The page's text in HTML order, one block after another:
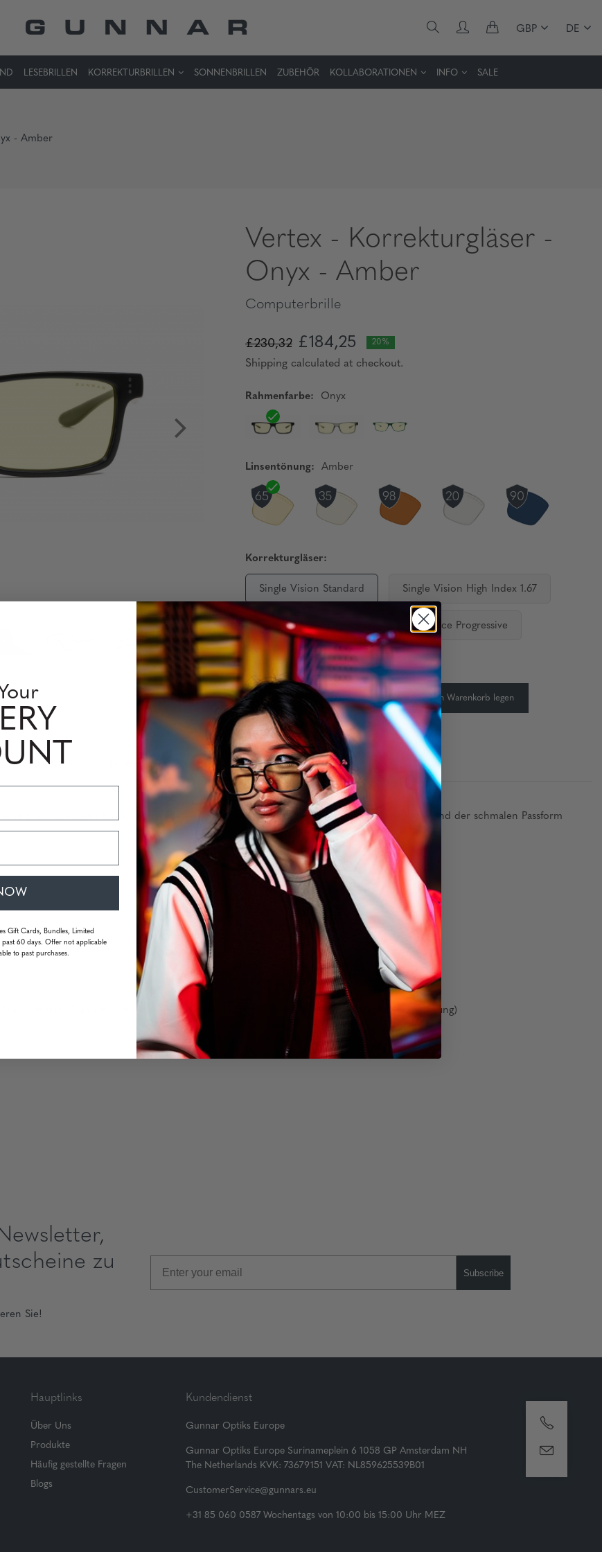
GBP DE
LESEBRILLEN KORREKTURBRILLEN SONNENBRILLEN ZUBEHÖR KOLLABORATIONEN INFO SALE
- Amber
Vertex - Korrekturgläser -
Onyx - Amber
Computerbrille
£230,32 £184,25 20%
Shipping calculated at checkout.
Rahmenfarbe: Onyx
Linsentönung: Amber
Korrekturgläser:
Single Vision Standard Single Vision High Index 1.67
Intermediate Progressive Distance Progressive
Verfügbarkeit: Auf Lager
Menge: + In den Warenkorb legen
Information Perfomance Level
hochwertigen Nylonrahmenmaterial, der rechteckigen Form, der festen Nasenkante und der schmalen Passform
16 mm | Rahmenbreite: 136 mm | Bügel: 133 mm | Gewicht: 22 Gramm (ohne Verpackung)
zu
Sie!
Subscribe
Hauptlinks
Über Uns
Produkte
Häufig gestellte Fragen
Blogs
Kundendienst
Gunnar Optiks Europe
Gunnar Optiks Europe Surinameplein 6 1058 GP Amsterdam NH
The Netherlands KVK: 73679151 VAT: NL859625539B01
CustomerService@gunnars.eu
+31 85 060 0587 Wochentags von 10:00 bis 15:00 Uhr MEZ
Gift Cards, Bundles, Limited
60 days. Offer not applicable
to past purchases.